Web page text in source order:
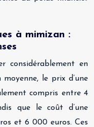
à mimizan :
considérablement en
le prix d’une
compris entre 4
que le coût d’une
et 6 000 euros. Ces